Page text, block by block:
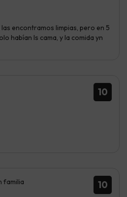
encontramos limpias, pero en 5
habían ls cama, y la comida yn
10
10
familia